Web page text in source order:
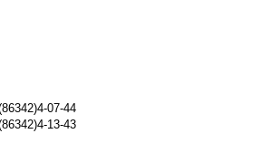
07-44
13-43